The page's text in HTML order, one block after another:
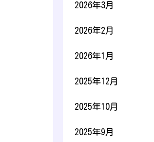
2026年3月
2026年2月
2026年1月
2025年12月
2025年10月
2025年9月